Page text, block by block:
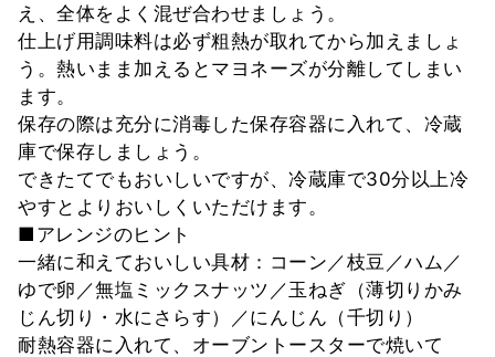
え、全体をよく混ぜ合わせましょう。
仕上げ用調味料は必ず粗熱が取れてから加えましょ
う。熱いまま加えるとマヨネーズが分離してしまい
ます。
保存の際は充分に消毒した保存容器に入れて、冷蔵
庫で保存しましょう。
できたてでもおいしいですが、冷蔵庫で30分以上冷
やすとよりおいしくいただけます。
■アレンジのヒント
一緒に和えておいしい具材：コーン／枝豆／ハム／
ゆで卵／無塩ミックスナッツ／玉ねぎ（薄切りかみ
じん切り・水にさらす）／にんじん（千切り）
耐熱容器に入れて、オーブントースターで焼いて